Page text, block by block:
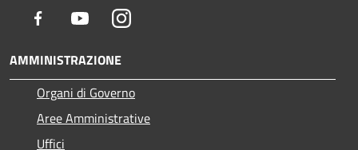
Facebook YoutubeInstagram
AMMINISTRAZIONE
Organi di Governo
Aree Amministrative
Uffici